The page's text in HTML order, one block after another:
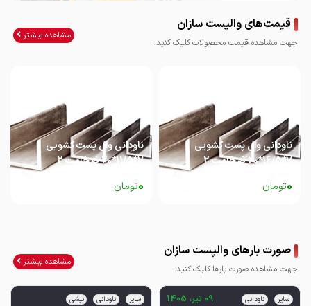
قیمت‌های والپست سازان
جهت مشاهده قیمت محصولات کلیک کنید.
مشاهده بیشتر
ناودانی وال پست کشویی
7*16/5*20 ضخامت 2
0تومان
ناودانی وال پست کشویی
7*11/5*20 ضخامت 2
0تومان
صورت بارهای والپست سازان
جهت مشاهده صورت بارها کلیک کنید.
مشاهده بیشتر
سایر ناودانی 09 تیر، 1405 سایر ناودانی نبشی